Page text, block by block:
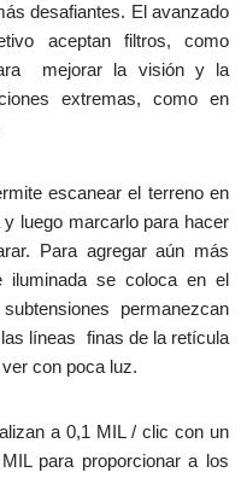
desafiantes. El avanzado
aceptan filtros, como
mejorar la visión y la
extremas, como en
escanear el terreno en
luego marcarlo para hacer
Para agregar aún más
iluminada se coloca en el
permanezcan
líneas finas de la retícula
con poca luz.
a 0,1 MIL / clic con un
para proporcionar a los